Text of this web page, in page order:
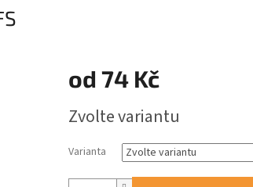
od 74 Kč
cena:
Zvolte variantu
Varianta